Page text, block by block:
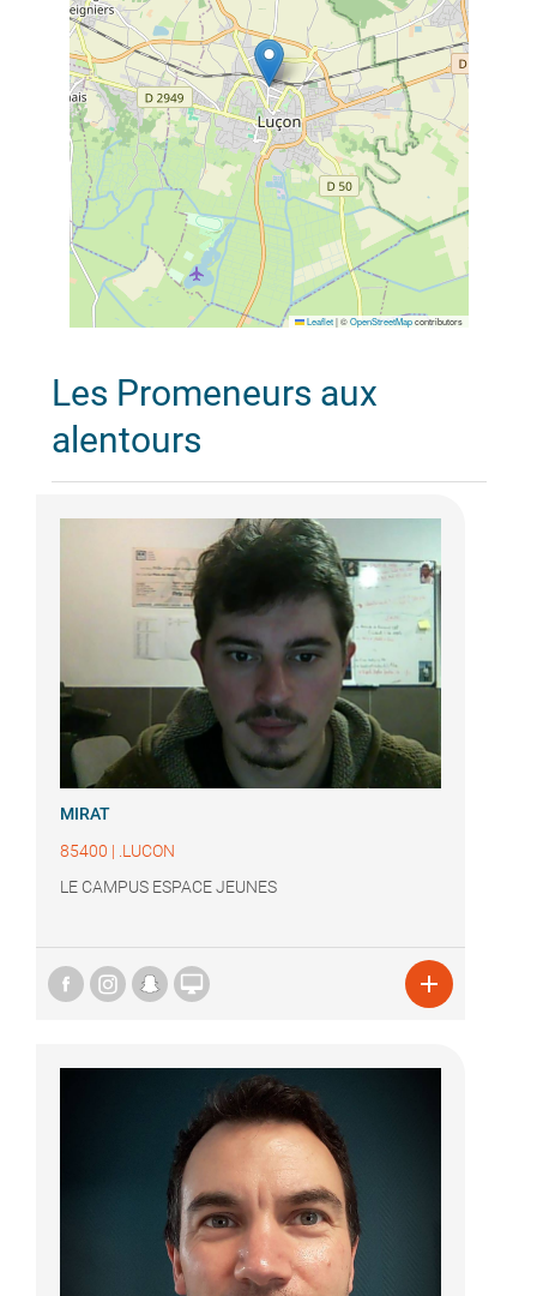
Leaflet |©OpenStreetMapcontributors
Les Promeneurs aux
alentours
MIRAT
85400 | .LUCON
LE CAMPUS ESPACE JEUNES
 